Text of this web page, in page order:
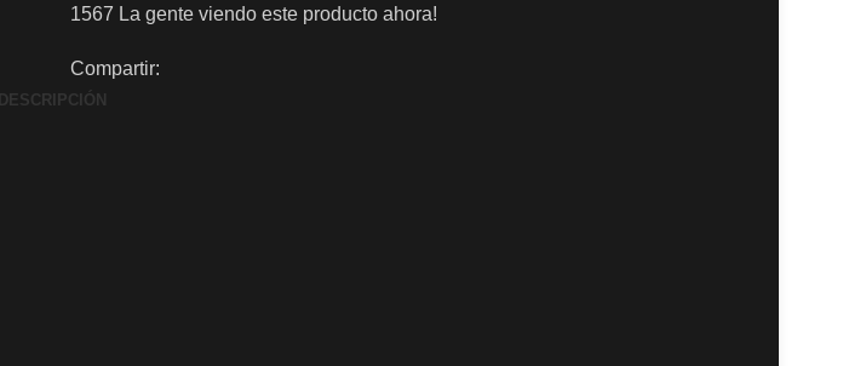
1567 La gente viendo este producto ahora!
Compartir:
DESCRIPCIÓN